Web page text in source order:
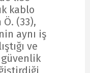
kablo
Ö. (33),
aynı iş
ve
güvenlik